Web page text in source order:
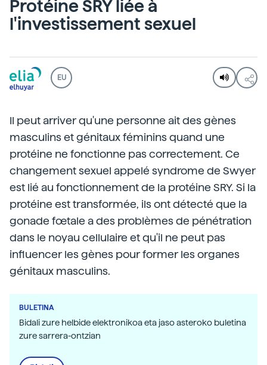
Protéine SRY liée à
l'investissement sexuel
EU
Il peut arriver qu'une personne ait des gènes
masculins et génitaux féminins quand une
protéine ne fonctionne pas correctement. Ce
changement sexuel appelé syndrome de Swyer
est lié au fonctionnement de la protéine SRY. Si la
protéine est transformée, ils ont détecté que la
gonade fœtale a des problèmes de pénétration
dans le noyau cellulaire et qu'il ne peut pas
influencer les gènes pour former les organes
génitaux masculins.
BULETINA
Bidali zure helbide elektronikoa eta jaso asteroko buletina
zure sarrera-ontzian